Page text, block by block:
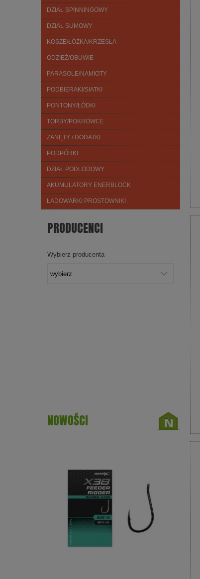
DZIAŁ SPINNINGOWY
DZIAŁ SUMOWY
KOSZE/ŁÓŻKA/KRZESŁA
ODZIEŻ/OBUWIE
PARASOLE/NAMIOTY
PODBIERAKI/SIATKI
PONTONY/ŁÓDKI
TORBY/POKROWCE
ZANĘTY / DODATKI
PODPÓRKI
DZIAŁ PODLODOWY
AKUMULATORY ENERBLOCK
ŁADOWARKI PROSTOWNIKI
PRODUCENCI
Wybierz producenta
NOWOŚCI